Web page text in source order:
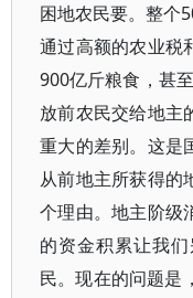
困地农民要。整个
通过高额的农业税
900亿斤粮食，甚
放前农民交给地主
重大的差别。这是
从前地主所获得的
个理由。地主阶级
的资金积累让我
民。现在的问题是